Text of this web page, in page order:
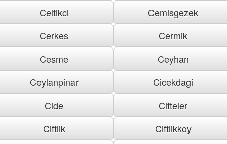
Celtikci
Cemisgezek
Cerkes
Cermik
Cesme
Ceyhan
Ceylanpinar
Cicekdagi
Cide
Cifteler
Ciftlik
Ciftlikkoy